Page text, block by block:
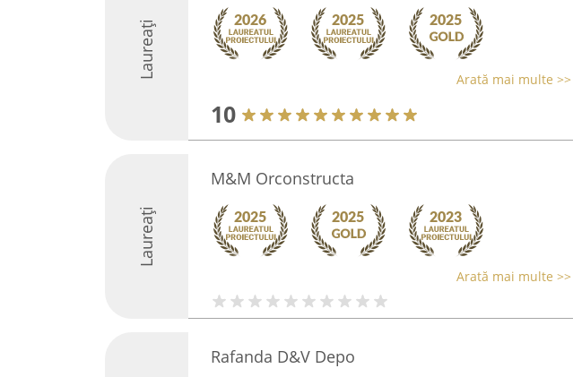
Laureați Arată mai multe >>
10
Laureați
M&M Orconstructa
Arată mai multe >>
Rafanda D&V Depo